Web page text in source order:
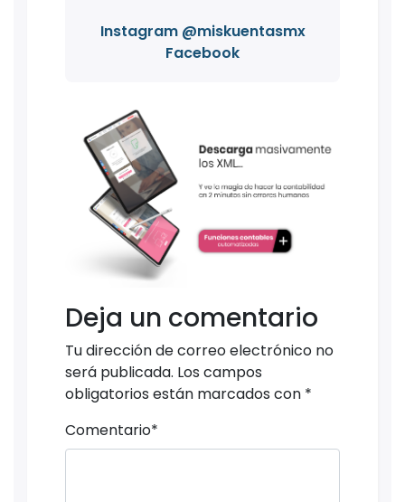
Instagram @miskuentasmx
Facebook
Deja un comentario
Tu dirección de correo electrónico no
será publicada. Los campos
obligatorios están marcados con *
Comentario*